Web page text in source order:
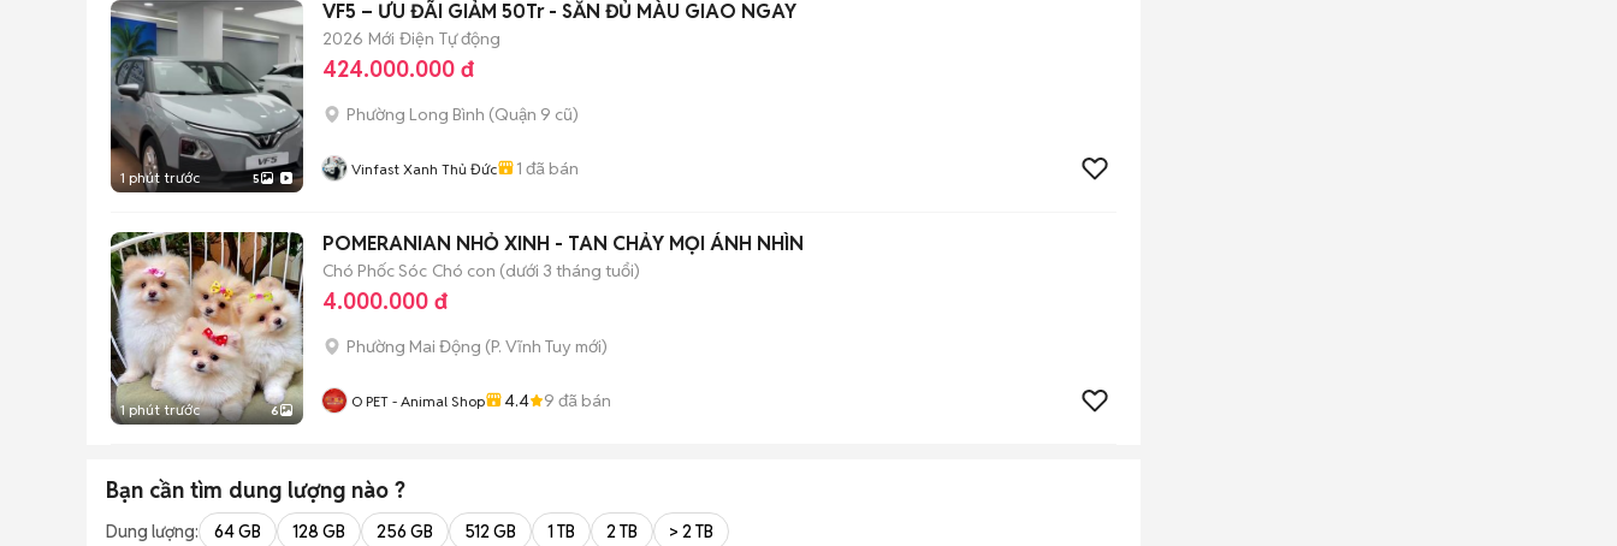
1 phút trước 5
VF5 – ƯU ĐÃI GIẢM 50Tr - SẴN ĐỦ MÀU GIAO NGAY
2026 Mới Điện Tự động
424.000.000 đ
Phường Long Bình (Quận 9 cũ)
Vinfast Xanh Thủ Đức 1 đã bán
1 phút trước 6
POMERANIAN NHỎ XINH - TAN CHẢY MỌI ÁNH NHÌN
Chó Phốc Sóc Chó con (dưới 3 tháng tuổi)
4.000.000 đ
Phường Mai Động (P. Vĩnh Tuy mới)
O PET - Animal Shop 4.4 9 đã bán
Bạn cần tìm dung lượng nào ?
Dung lượng: 64 GB 128 GB 256 GB 512 GB 1 TB 2 TB > 2 TB